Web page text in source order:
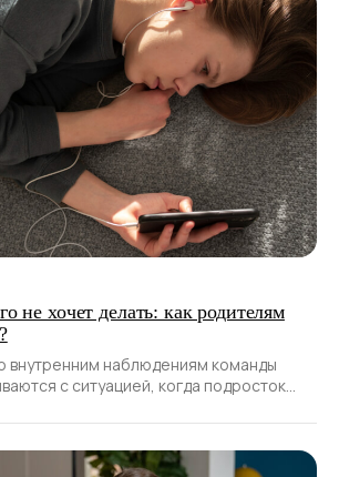
не хочет делать: как родителям
внутренним наблюдениям команды
с ситуацией, когда подросток